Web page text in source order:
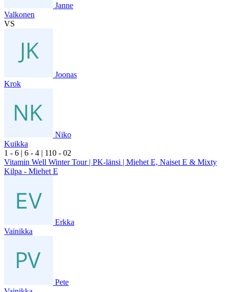
Janne
Valkonen
VS
Joonas
Krok
Niko
Kuikka
1 - 6 | 6 - 4 | 110 - 02
Vitamin Well Winter Tour | PK-länsi | Miehet E, Naiset E & Mixty
Kilpa - Miehet E
Erkka
Vainikka
Pete